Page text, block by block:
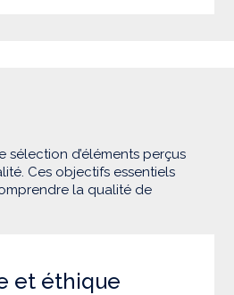
sélection d’éléments perçus
Ces objectifs essentiels
la qualité de
et éthique